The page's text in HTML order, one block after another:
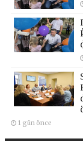
1 gün önce